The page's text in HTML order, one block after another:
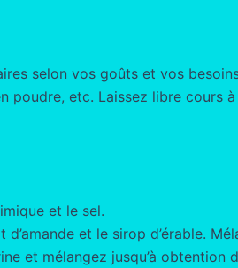
selon vos goûts et vos
poudre, etc. Laissez libre cours
et le sel.
et le sirop d’érable.
et mélangez jusqu’à obtention